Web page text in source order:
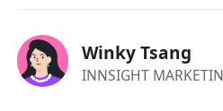
- 兼職每週可工作4日或以上
Winky Tsang
INNSIGHT